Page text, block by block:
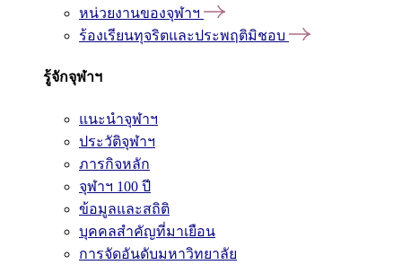
หน่วยงานของจุฬาฯ
ร้องเรียนทุจริตและประพฤติมิชอบ
รู้จักจุฬาฯ
แนะนำจุฬาฯ
ประวัติจุฬาฯ
ภารกิจหลัก
จุฬาฯ 100 ปี
ข้อมูลและสถิติ
บุคคลสำคัญที่มาเยือน
การจัดอันดับมหาวิทยาลัย